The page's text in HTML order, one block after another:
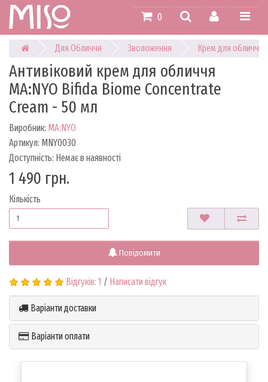
0
Для Обличчя Зволоження Крем для обличчя
Антивіковий крем для обличчя
MA:NYO Bifida Biome Concentrate
Cream - 50 мл
Виробник: MA:NYO
Артикул: MNY0030
Доступність: Немає в наявності
1 490 грн.
Кількість
Повідомити
Відгуків: 1 / Написати відгук
Варіанти доставки
Варіанти оплати